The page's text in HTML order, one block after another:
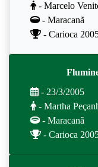
- Marcelo
- Maracanã
- Carioca
- 23/3/2005
- Martha
- Maracanã
- Carioca